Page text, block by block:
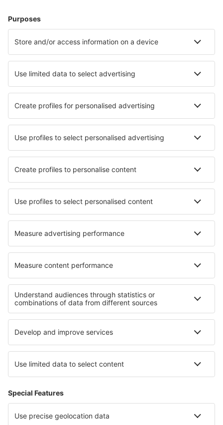
Hoteluri în Myrtle Beach
Hoteluri în Panama City Beach Hoteluri în Birmingham
Hoteluri în Punta Gorda Hoteluri în Mammoth Lakes
Hoteluri în Sarasota Hoteluri în Chicago
Cele mai bune hoteluri - orașe
Hoteluri în Instincion Hoteluri în Fivemiletown
Hoteluri în Saint-Crespin Hoteluri în Leven
Hoteluri în Courtice Hoteluri în Sola Hoteluri în Øyer
Hoteluri în Eisenhuttenstadt
Cele mai bune hoteluri - regiuni
Hoteluri la Parcul Național Sequoia
Hoteluri in Mesa Verde National Park Hoteluri în Telluride
Hoteluri in Coastal California Hoteluri in Anna Maria Island
Hoteluri in Moravian Slovakia
Hoteluri in Cantonul Split-Dalmaţia Hoteluri in Novohrad